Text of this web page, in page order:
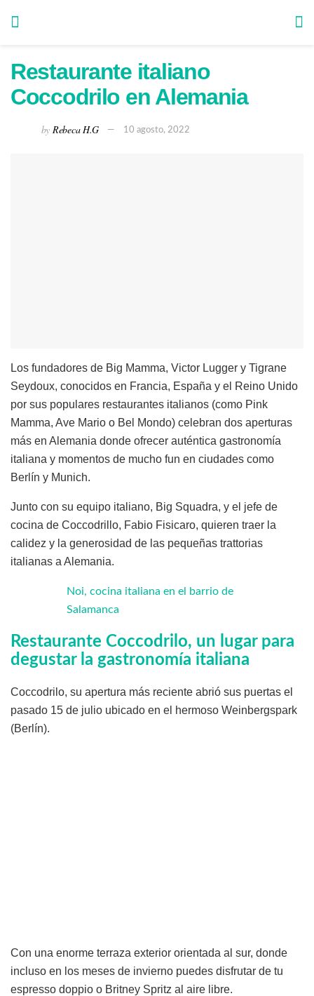
Restaurante italiano
Coccodrilo en Alemania
by Rebeca H.G 10 agosto, 2022
Los fundadores de Big Mamma, Victor Lugger y Tigrane
Seydoux, conocidos en Francia, España y el Reino Unido
por sus populares restaurantes italianos (como Pink
Mamma, Ave Mario o Bel Mondo) celebran dos aperturas
más en Alemania donde ofrecer auténtica gastronomía
italiana y momentos de mucho fun en ciudades como
Berlín y Munich.
Junto con su equipo italiano, Big Squadra, y el jefe de
cocina de Coccodrillo, Fabio Fisicaro, quieren traer la
calidez y la generosidad de las pequeñas trattorias
italianas a Alemania.
Noi, cocina italiana en el barrio de
Salamanca
Restaurante Coccodrilo, un lugar para
degustar la gastronomía italiana
Coccodrilo, su apertura más reciente abrió sus puertas el
pasado 15 de julio ubicado en el hermoso Weinbergspark
(Berlín).
Con una enorme terraza exterior orientada al sur, donde
incluso en los meses de invierno puedes disfrutar de tu
espresso doppio o Britney Spritz al aire libre.